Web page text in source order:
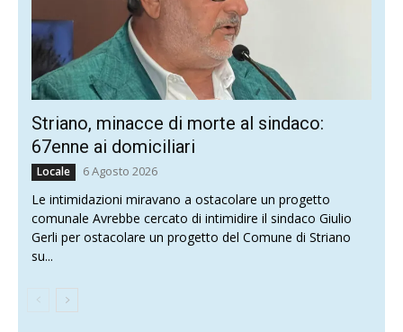
Striano, minacce di morte al sindaco:
67enne ai domiciliari
Locale 6 Agosto 2026
Le intimidazioni miravano a ostacolare un progetto
comunale Avrebbe cercato di intimidire il sindaco Giulio
Gerli per ostacolare un progetto del Comune di Striano
su...